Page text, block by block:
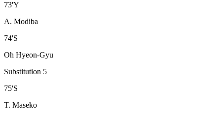
73'Y
A. Modiba
74'S
Oh Hyeon-Gyu
Substitution 5
75'S
T. Maseko